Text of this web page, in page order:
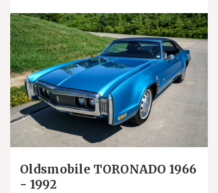
Oldsmobile TORONADO 1966
- 1992